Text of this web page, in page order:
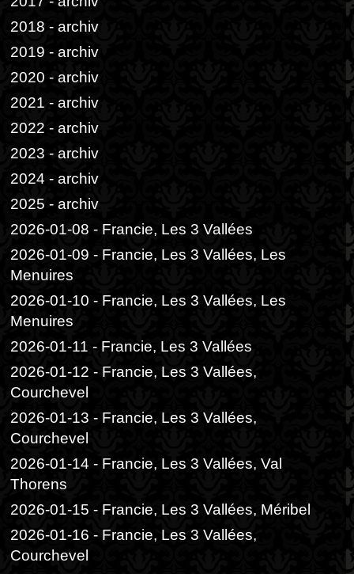
2018 - archiv
2019 - archiv
2020 - archiv
2021 - archiv
2022 - archiv
2023 - archiv
2024 - archiv
2025 - archiv
2026-01-08 - Francie, Les 3 Vallées
2026-01-09 - Francie, Les 3 Vallées, Les
Menuires
2026-01-10 - Francie, Les 3 Vallées, Les
Menuires
2026-01-11 - Francie, Les 3 Vallées
2026-01-12 - Francie, Les 3 Vallées,
Courchevel
2026-01-13 - Francie, Les 3 Vallées,
Courchevel
2026-01-14 - Francie, Les 3 Vallées, Val
Thorens
2026-01-15 - Francie, Les 3 Vallées, Méribel
2026-01-16 - Francie, Les 3 Vallées,
Courchevel